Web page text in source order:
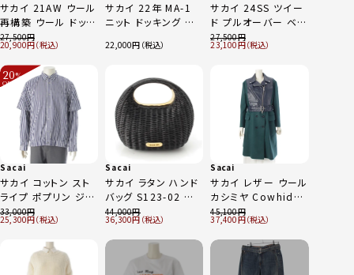
サカイ 21AW ウール
再構築 ウール ドッキ
ング ニット ジャケッ
ト 21-02553M グレ
ー 3
27,500
20,900
サカイ 22年 MA-1
ニット ドッキング ス
ス 22-02713M カー
22,000
サカイ 24SS ツイー
ド プルオーバー ベス
ト トップス 24-
07144 オフホワイト
27,500
23,100
20%
OFF
Sacai
サカイ コットン スト
ライプ ポプリン ジャ
ケット 長袖シャツ ネ
イビー 2
33,000
25,300
Sacai
サカイ ラタン ハンド
バッグ S123-02 ブラ
ック
44,000
36,300
Sacai
サカイ レザー ウール
カシミヤ Cowhide
Biker Detail Coat
ライダースドッキング
コート アウター 13-
01843 ブルー×グリ
ーン 2
45,100
37,400